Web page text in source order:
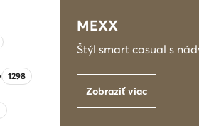
produktov:
Počet produktov:
1298
produktov:
MEXX
Štýl smart casual s
Zobraziť viac